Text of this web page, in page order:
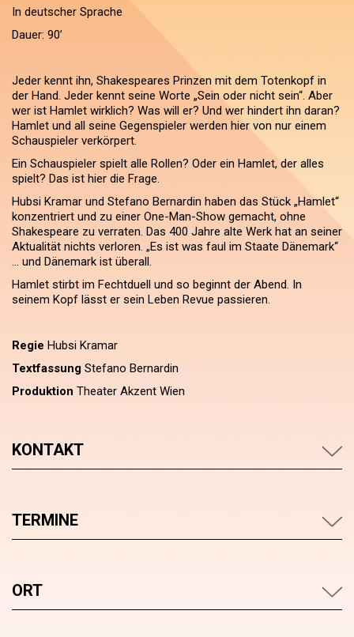
In deutscher Sprache
Dauer: 90’
Jeder kennt ihn, Shakespeares Prinzen mit dem Totenkopf in
der Hand. Jeder kennt seine Worte „Sein oder nicht sein“. Aber
wer ist Hamlet wirklich? Was will er? Und wer hindert ihn daran?
Hamlet und all seine Gegenspieler werden hier von nur einem
Schauspieler verkörpert.
Ein Schauspieler spielt alle Rollen? Oder ein Hamlet, der alles
spielt? Das ist hier die Frage.
Hubsi Kramar und Stefano Bernardin haben das Stück „Hamlet“
konzentriert und zu einer One-Man-Show gemacht, ohne
Shakespeare zu verraten. Das 400 Jahre alte Werk hat an seiner
Aktualität nichts verloren. „Es ist was faul im Staate Dänemark“
… und Dänemark ist überall.
Hamlet stirbt im Fechtduell und so beginnt der Abend. In
seinem Kopf lässt er sein Leben Revue passieren.
Regie Hubsi Kramar
Textfassung Stefano Bernardin
Produktion Theater Akzent Wien
KONTAKT
TERMINE
ORT